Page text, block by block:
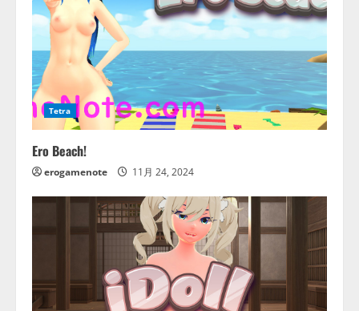
Tetra
Ero Beach!
erogamenote 11月 24, 2024